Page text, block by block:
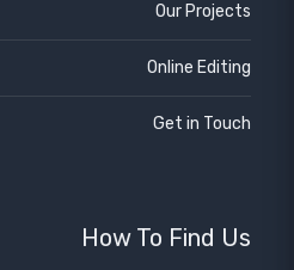
Our Projects
Online Editing
Get in Touch
How To Find Us